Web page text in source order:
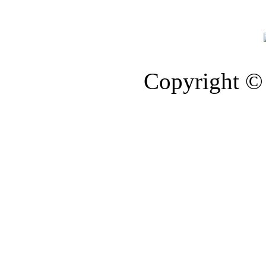
Copyright ©